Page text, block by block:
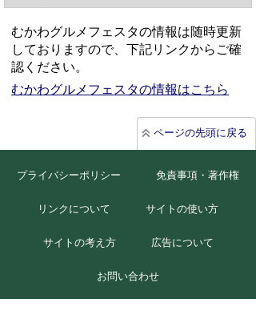
むかわグルメフェスタの情報は随時更新
しておりますので、下記リンクからご確
認ください。
むかわグルメフェスタの情報はこちら
ページの先頭に戻る
プライバシーポリシー 免責事項・著作権
リンクについて サイトの使い方
サイトの考え方 広告について
お問い合わせ